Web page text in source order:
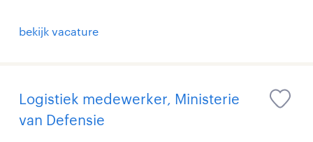
bekijk vacature
Logistiek medewerker, Ministerie
van Defensie